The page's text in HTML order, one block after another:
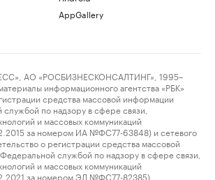
AppGallery
АО «РОСБИЗНЕСКОНСАЛТИНГ», 1995–
информационного агентства «РБК»
средства массовой информации
по надзору в сфере связи,
и массовых коммуникаций
за номером ИА №ФС77-63848) и сетевого
о регистрации средства массовой
службой по надзору в сфере связи,
и массовых коммуникаций
за номером ЭЛ №ФС77-82385)